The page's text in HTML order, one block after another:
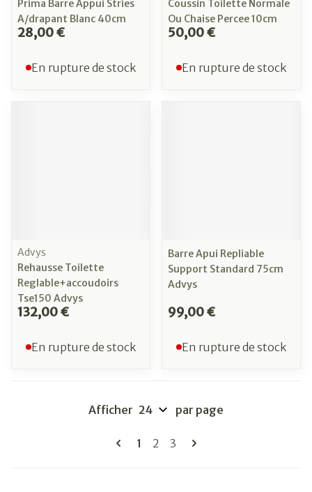
Prima Barre Appui Stries
A/drapant Blanc 40cm
28,00 €
En rupture de stock
Coussin Toilette Normale
Ou Chaise Percee 10cm
50,00 €
En rupture de stock
Advys
Rehausse Toilette
Reglable+accoudoirs
Tse150 Advys
132,00 €
En rupture de stock
Barre Apui Repliable
Support Standard 75cm
Advys
99,00 €
En rupture de stock
Pages
Vous lisez actuellement la page
1 Page
2 Page
3
Afficher par page